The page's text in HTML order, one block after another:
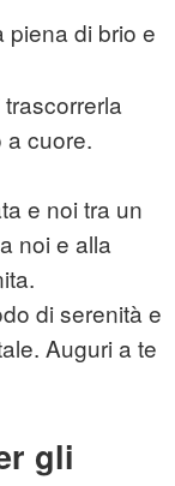
piena di brio e
a cuore.
e noi tra un
noi e alla
di serenità e
Auguri a te
gli